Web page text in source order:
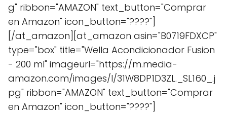
g" ribbon="AMAZON" text_button="Comprar
en Amazon" icon_button="????"]
[/at_amazon][at_amazon asin="B0719FDXCP"
type="box" title="Wella Acondicionador Fusion
- 200 ml" imageurl="https://m.media-
amazon.com/images/I/31W8DP1D3ZL._SL160_.j
pg" ribbon="AMAZON" text_button="Comprar
en Amazon" icon_button="????"]